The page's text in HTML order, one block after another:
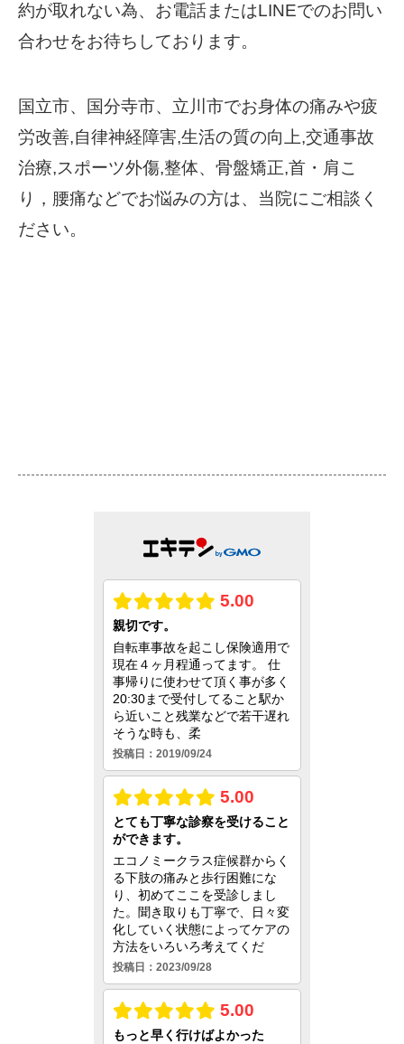
約が取れない為、お電話またはLINEでのお問い
合わせをお待ちしております。
国立市、国分寺市、立川市でお身体の痛みや疲
労改善,自律神経障害,生活の質の向上,交通事故
治療,スポーツ外傷,整体、骨盤矯正,首・肩こ
り，腰痛などでお悩みの方は、当院にご相談く
ださい。